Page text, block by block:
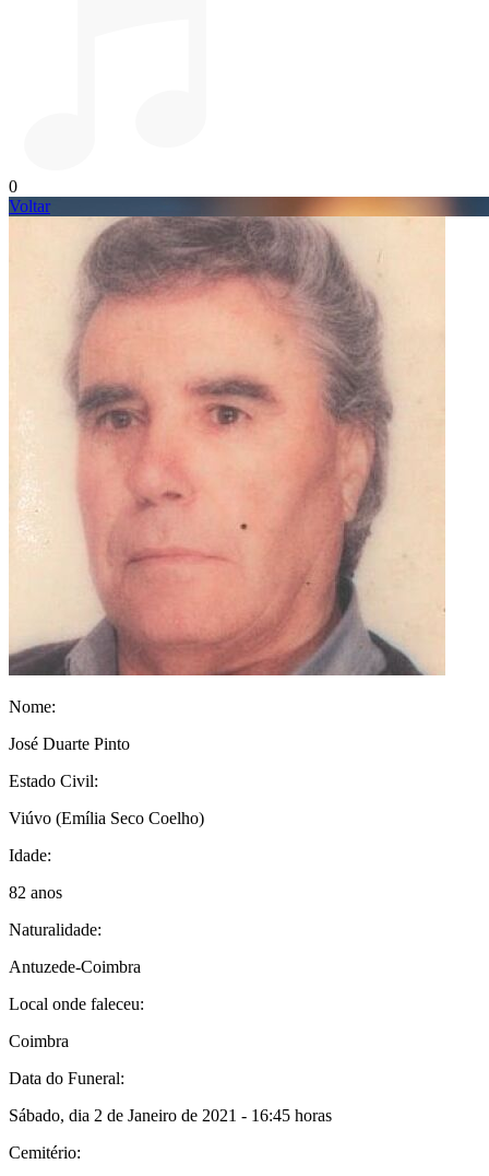
0
Voltar
Nome:
José Duarte Pinto
Estado Civil:
Viúvo (Emília Seco Coelho)
Idade:
82 anos
Naturalidade:
Antuzede-Coimbra
Local onde faleceu:
Coimbra
Data do Funeral:
Sábado, dia 2 de Janeiro de 2021 - 16:45 horas
Cemitério: